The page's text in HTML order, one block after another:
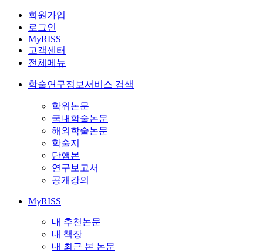
회원가입
로그인
MyRISS
고객센터
전체메뉴
학술연구정보서비스 검색
학위논문
국내학술논문
해외학술논문
학술지
단행본
연구보고서
공개강의
MyRISS
내 추천논문
내 책장
내 최근 본 논문